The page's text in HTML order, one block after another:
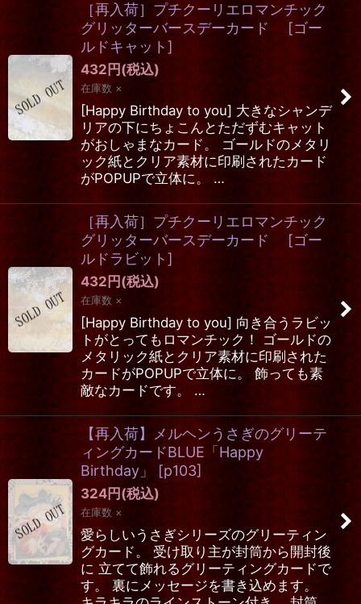
［再入荷］プチクーリエロマンチック
グリッターバースデーカード
[ゴー
ルドキャット]
432 円 (税込)
在庫数 ×
[Happy Birthday to you] 大きなシャンデ
リアの下にちょこんとただずむキャット
がおしゃまなカード。 ゴールドのメタリ
ック紙とクリア素材に印刷されたカード
がPOPUPで立体に。 …
［再入荷］プチクーリエロマンチック
グリッターバースデーカード
[ゴー
ルドラビット]
432 円 (税込)
在庫数 ×
[Happy Birthday to you] 向き合うラビッ
トがとってもロマンチック！ ゴールドの
メタリック紙とクリア素材に印刷された
カードがPOPUPで立体に。 飾っても素
敵なカードです。 …
【再入荷】メルヘンうさぎのグリーテ
ィングカードBLUE「Happy
Birthday」
[p103]
324円 (税込)
在庫数 ×
愛らしいうさぎシリーズのグリーティン
グカード。 受け取り主が封筒から開封後
に 立てて飾れるグリーティングカードで
す。 裏にメッセージを書き込めます。